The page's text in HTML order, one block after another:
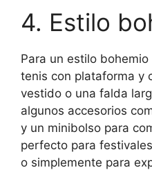
4. Estilo
Para un estilo
tenis con plataforma y
vestido o una falda
algunos accesorios
y un minibolso para
perfecto para
o simplemente para